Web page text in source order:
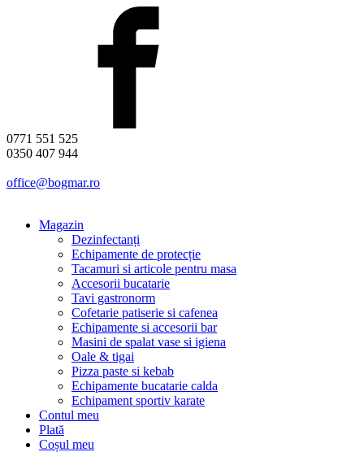
0771 551 525
0350 407 944
office@bogmar.ro
Magazin
Dezinfectanți
Echipamente de protecție
Tacamuri si articole pentru masa
Accesorii bucatarie
Tavi gastronorm
Cofetarie patiserie si cafenea
Echipamente si accesorii bar
Masini de spalat vase si igiena
Oale & tigai
Pizza paste si kebab
Echipamente bucatarie calda
Echipament sportiv karate
Contul meu
Plată
Coșul meu